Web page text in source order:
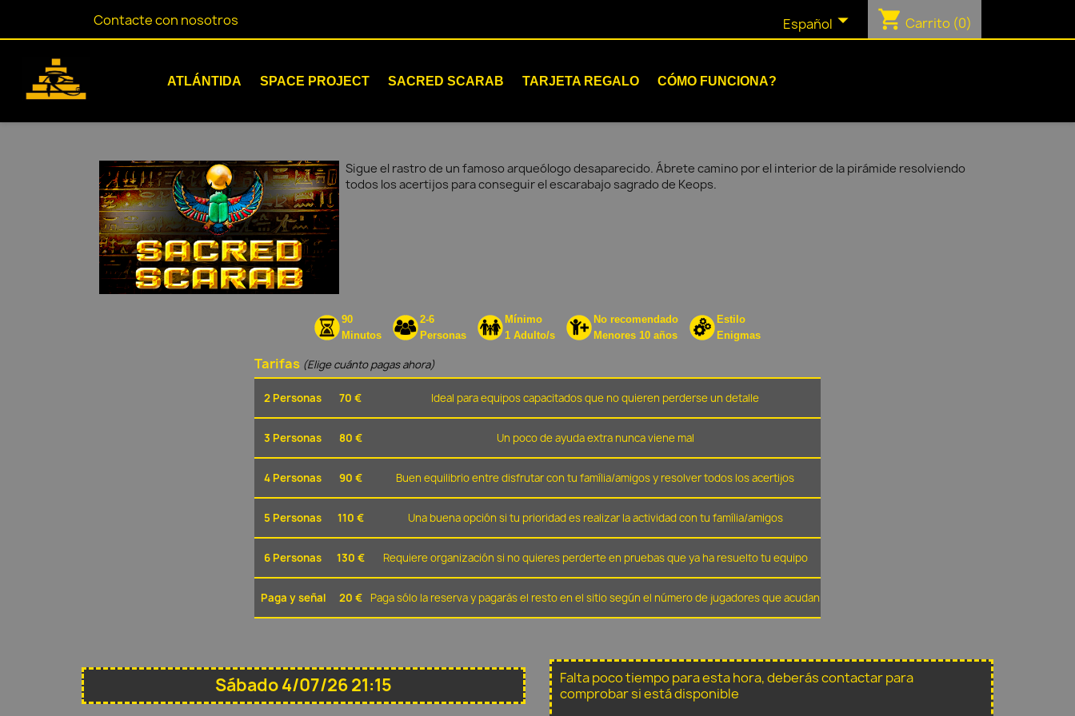
Contacte con nosotros Español shopping_cart Carrito (0)
ATLÁNTIDA SPACE PROJECT SACRED SCARAB TARJETA REGALO CÓMO FUNCIONA?
Sigue el rastro de un famoso arqueólogo desaparecido. Ábrete camino por el interior de la pirámide resolviendo
todos los acertijos para conseguir el escarabajo sagrado de Keops.
90
Minutos
2-6
Personas
Mínimo
1 Adulto/s
No recomendado
Menores 10 años
Estilo
Enigmas
Tarifas (Elige cuánto pagas ahora)
2 Personas 70 € Ideal para equipos capacitados que no quieren perderse un detalle
3 Personas 80 € Un poco de ayuda extra nunca viene mal
4 Personas 90 € Buen equilibrio entre disfrutar con tu família/amigos y resolver todos los acertijos
5 Personas 110 € Una buena opción si tu prioridad es realizar la actividad con tu família/amigos
6 Personas 130 € Requiere organización si no quieres perderte en pruebas que ya ha resuelto tu equipo
Paga y señal 20 € Paga sólo la reserva y pagarás el resto en el sitio según el número de jugadores que acudan
Sábado 4/07/26 21:15
Falta poco tiempo para esta hora, deberás contactar para
comprobar si está disponible